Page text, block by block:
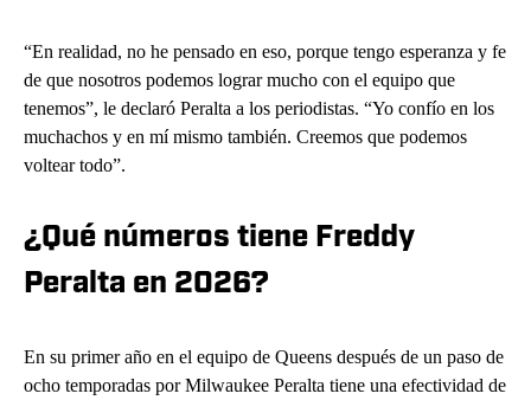
“En realidad, no he pensado en eso, porque tengo esperanza y fe
de que nosotros podemos lograr mucho con el equipo que
tenemos”, le declaró Peralta a los periodistas. “Yo confío en los
muchachos y en mí mismo también. Creemos que podemos
voltear todo”.
¿Qué números tiene Freddy
Peralta en 2026?
En su primer año en el equipo de Queens después de un paso de
ocho temporadas por Milwaukee Peralta tiene una efectividad de